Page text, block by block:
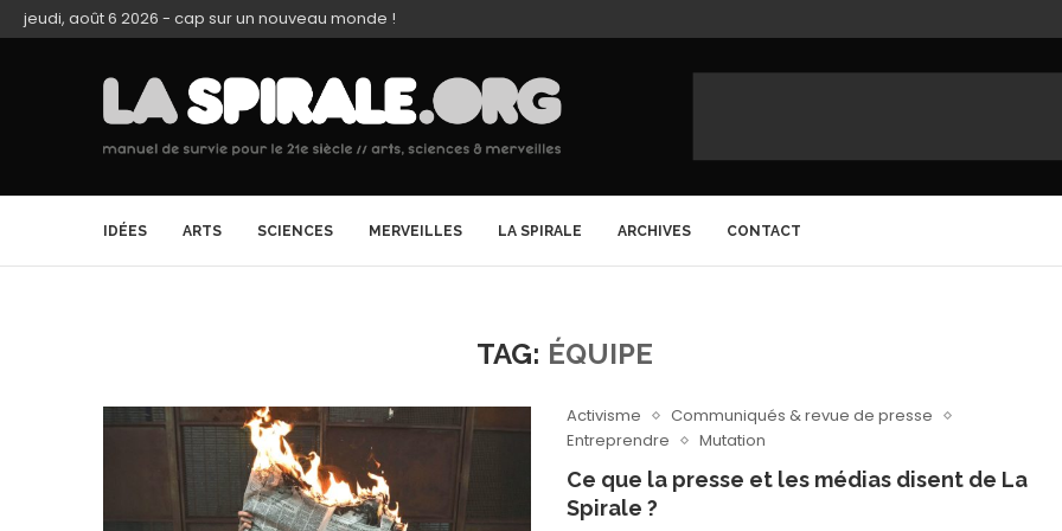
jeudi, août 6 2026 - cap sur un nouveau monde !
IDÉES ARTS SCIENCES MERVEILLES LA SPIRALE ARCHIVES CONTACT
TAG: ÉQUIPE
Activisme
Communiqués & revue de presse
Entreprendre
Mutation
Ce que la presse et les médias disent de La
Spirale ?